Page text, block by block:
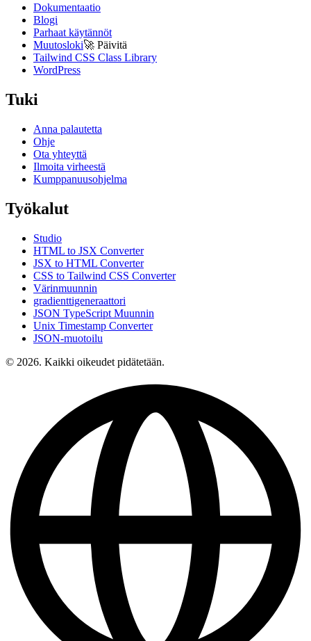
Dokumentaatio
Blogi
Parhaat käytännöt
Muutosloki🚀 Päivitä
Tailwind CSS Class Library
WordPress
Tuki
Anna palautetta
Ohje
Ota yhteyttä
Ilmoita virheestä
Kumppanuusohjelma
Työkalut
Studio
HTML to JSX Converter
JSX to HTML Converter
CSS to Tailwind CSS Converter
Värinmuunnin
gradienttigeneraattori
JSON TypeScript Muunnin
Unix Timestamp Converter
JSON-muotoilu
© 2026. Kaikki oikeudet pidätetään.